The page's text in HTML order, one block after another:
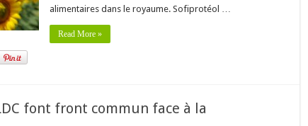
alimentaires dans le royaume. Sofiprotéol …
Read More »
font front commun face à la